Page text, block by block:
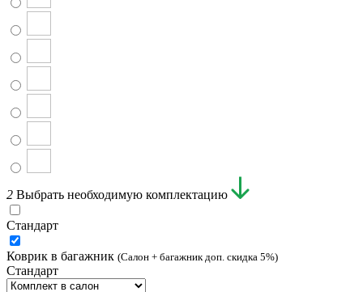
2 Выбрать необходимую комплектацию
Стандарт
Коврик в багажник (Салон + багажник доп. скидка 5%)
Стандарт